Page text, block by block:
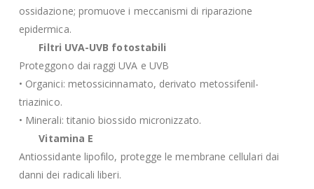
ossidazione; promuove i meccanismi di riparazione
epidermica.
Filtri UVA-UVB fotostabili
Proteggono dai raggi UVA e UVB
• Organici: metossicinnamato, derivato metossifenil-
triazinico.
• Minerali: titanio biossido micronizzato.
Vitamina E
Antiossidante lipofilo, protegge le membrane cellulari dai
danni dei radicali liberi.